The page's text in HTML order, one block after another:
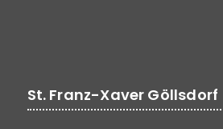
St. Franz-Xaver Göllsdorf